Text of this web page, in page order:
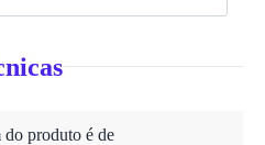
do produto é de